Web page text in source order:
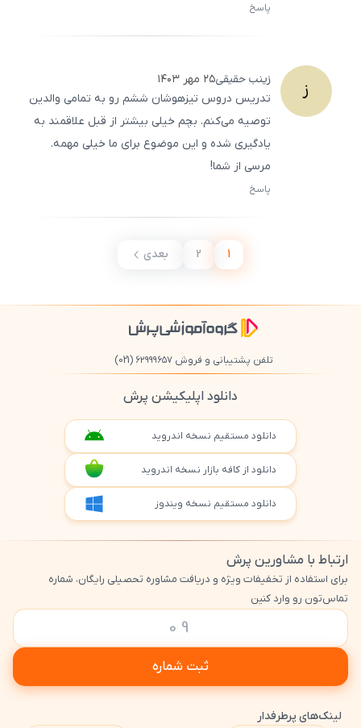
پاسخ
ز زینبحقیقی۲۵ مهر ۱۴۰۳
تدریس دروس تیزهوشان ششم رو به تمامی والدین
توصیه می‌کنم. بچم خیلی بیشتر از قبل علاقمند به
یادگیری شده و این موضوع برای ما خیلی مهمه.
مرسی از شما!
پاسخ
1
2 بعدی
تلفن پشتیبانی و فروش ۶۲۹۹۹۶۵۷ (021)
دانلود اپلیکیشن پرش
دانلود مستقیم نسخه اندروید
دانلود از کافه بازار نسخه اندروید
دانلود مستقیم نسخه ویندوز
ارتباط با مشاورین پرش
برای استفاده از تخفیفات ویژه و دریافت مشاوره تحصیلی رایگان، شماره
تماس‌تون رو وارد کنین
ثبت شماره
لینک‌های پرطرفدار